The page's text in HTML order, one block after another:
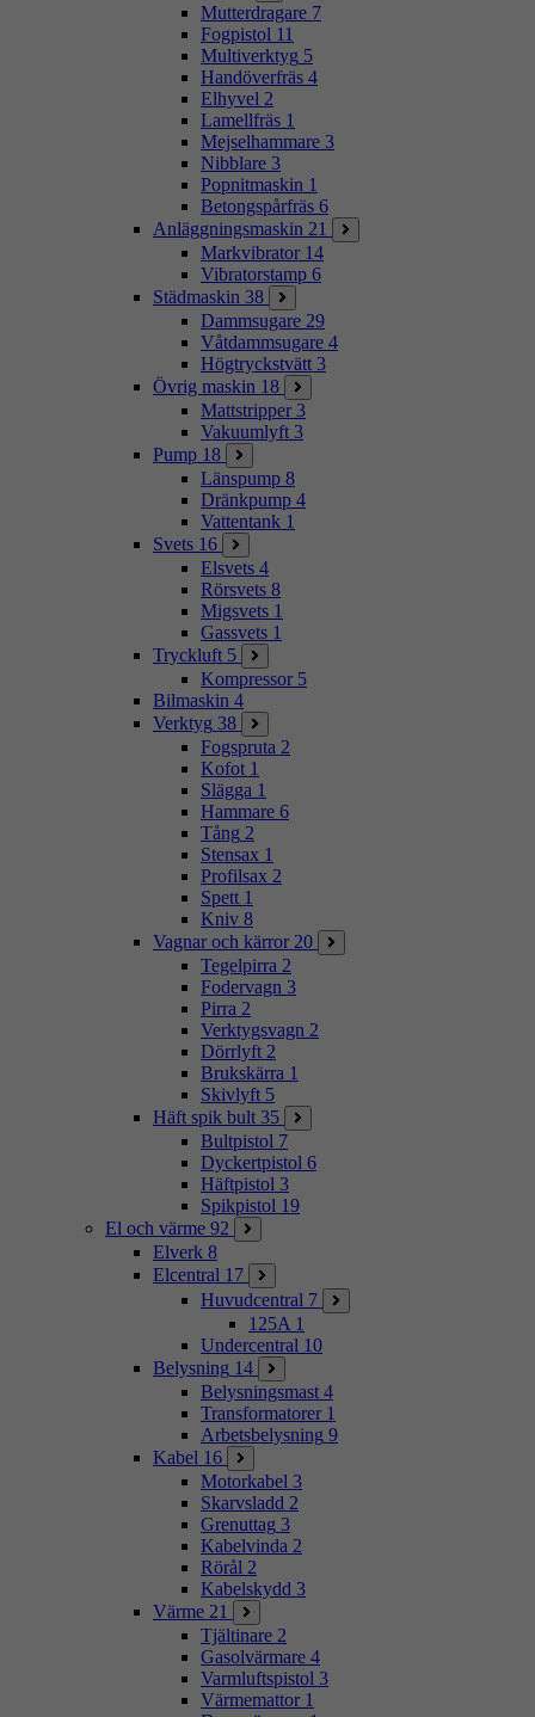
Mutterdragare 7
Fogpistol 11
Multiverktyg 5
Handöverfräs 4
Elhyvel 2
Lamellfräs 1
Mejselhammare 3
Nibblare 3
Popnitmaskin 1
Betongspårfräs 6
Anläggningsmaskin 21
Markvibrator 14
Vibratorstamp 6
Städmaskin 38
Dammsugare 29
Våtdammsugare 4
Högtryckstvätt 3
Övrig maskin 18
Mattstripper 3
Vakuumlyft 3
Pump 18
Länspump 8
Dränkpump 4
Vattentank 1
Svets 16
Elsvets 4
Rörsvets 8
Migsvets 1
Gassvets 1
Tryckluft 5
Kompressor 5
Bilmaskin 4
Verktyg 38
Fogspruta 2
Kofot 1
Slägga 1
Hammare 6
Tång 2
Stensax 1
Profilsax 2
Spett 1
Kniv 8
Vagnar och kärror 20
Tegelpirra 2
Fodervagn 3
Pirra 2
Verktygsvagn 2
Dörrlyft 2
Brukskärra 1
Skivlyft 5
Häft spik bult 35
Bultpistol 7
Dyckertpistol 6
Häftpistol 3
Spikpistol 19
El och värme 92
Elverk 8
Elcentral 17
Huvudcentral 7
125A 1
Undercentral 10
Belysning 14
Belysningsmast 4
Transformatorer 1
Arbetsbelysning 9
Kabel 16
Motorkabel 3
Skarvsladd 2
Grenuttag 3
Kabelvinda 2
Rörål 2
Kabelskydd 3
Värme 21
Tjältinare 2
Gasolvärmare 4
Varmluftspistol 3
Värmemattor 1